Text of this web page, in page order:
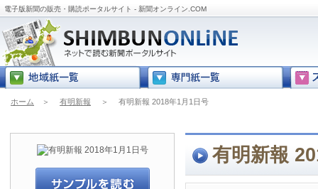
電子版新聞の販売・購読ポータルサイト - 新聞オンライン.COM
ホーム ＞ 有明新報 ＞ 有明新報 2018年1月1日号
有明新報